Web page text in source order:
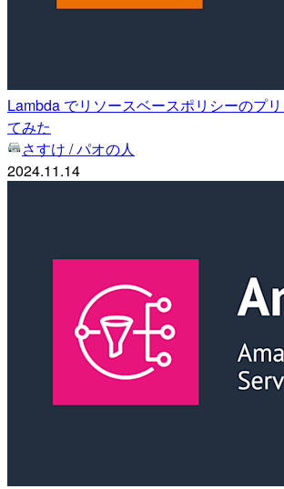
Lambda でリソースベースポリシーのプ
てみた
さすけ / パオの人
2024.11.14